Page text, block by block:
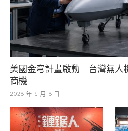
美國金穹計畫啟動 台灣無人
商機
2026 年 8 月 6 日